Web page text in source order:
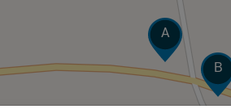
Läge
A
Läge
B